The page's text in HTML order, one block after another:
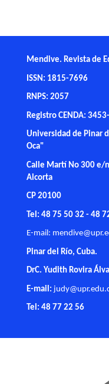
Mendive. Revista de
ISSN: 1815-7696
RNPS: 2057
Registro CENDA:
Universidad de Pinar
Oca"
Calle Martí No 300 e/
Alcorta
CP 20100
Tel: 48 75 50 32 - 48
E-mail:
Pinar del Río, Cuba.
DrC. Yudith Rovira
E-mail:
Tel: 48 77 22 56